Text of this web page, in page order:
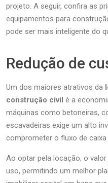
projeto. A seguir, confira as
equipamentos para
pode ser mais inteligente do
Redução de
Um dos maiores atrativos da
construção civil é a
máquinas como betoneiras,
escavadeiras exige um alto
comprometer o fluxo de caixa
Ao optar pela locação, o
uso, permitindo um melhor